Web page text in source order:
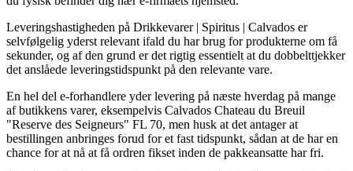
Leveringshastigheden på Drikkevarer | Spiritus | Calvados er
selvfølgelig yderst relevant ifald du har brug for produkterne om få
sekunder, og af den grund er det rigtig essentielt at du dobbelttjekker
det anslåede leveringstidspunkt på den relevante vare.
En hel del e-forhandlere yder levering på næste hverdag på mange
af butikkens varer, eksempelvis Calvados Chateau du Breuil
"Reserve des Seigneurs" FL 70, men husk at det antager at
bestillingen anbringes forud for et fast tidspunkt, sådan at de har en
chance for at nå at få ordren fikset inden de pakkeansatte har fri.